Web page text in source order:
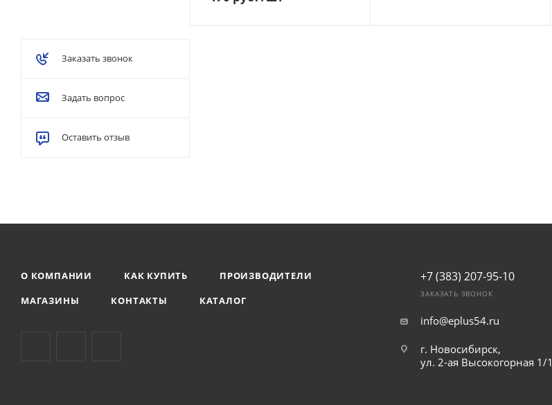
Заказать звонок
Задать вопрос
Оставить отзыв
О КОМПАНИИ КАК КУПИТЬ
ПРОИЗВОДИТЕЛИ
МАГАЗИНЫ
КОНТАКТЫ КАТАЛОГ
+7 (383) 207-95-10
ЗАКАЗАТЬ ЗВОНОК
info@eplus54.ru
г. Новосибирск,
ул. 2-ая Высокогорная 1/1